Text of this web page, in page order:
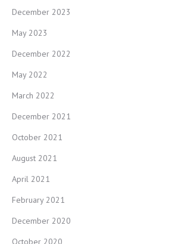
December 2023
May 2023
December 2022
May 2022
March 2022
December 2021
October 2021
August 2021
April 2021
February 2021
December 2020
October 2020